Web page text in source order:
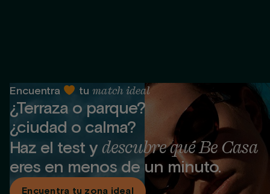
Encuentra tu match ideal
¿Terraza o parque?
¿ciudad o calma?
Haz el test ydescubre qué Be Casa
eres en menos de un minuto.
Encuentra tu zona ideal